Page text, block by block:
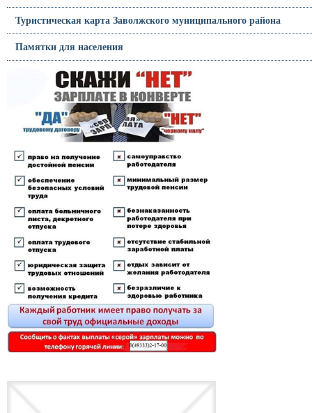
Туристическая карта Заволжского муниципального района
Памятки для населения